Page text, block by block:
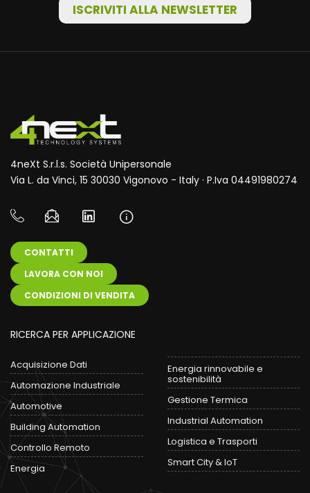
ISCRIVITI ALLA NEWSLETTER
4neXt S.r.l.s. Società Unipersonale
Via L. da Vinci, 15 30030 Vigonovo - Italy · P.Iva 04491980274
CONTATTI
LAVORA CON NOI
CONDIZIONI DI VENDITA
RICERCA PER APPLICAZIONE
Acquisizione Dati
Automazione Industriale
Automotive
Building Automation
Controllo Remoto
Energia
Energia rinnovabile e
sostenibilità
Gestione Termica
Industrial Automation
Logistica e Trasporti
Smart City & IoT